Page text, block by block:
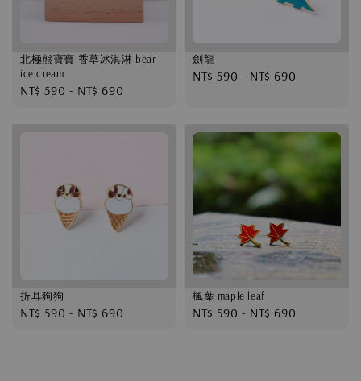
北極熊寶寶 香草冰淇淋 bear
ice cream
Regular
NT$ 590 - NT$ 690
劍龍
Regular
NT$ 590 - NT$ 690
折耳狗狗
Regular
NT$ 590 - NT$ 690
楓葉 maple leaf
Regular
NT$ 590 - NT$ 690